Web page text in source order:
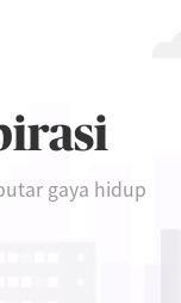
gaya hidup